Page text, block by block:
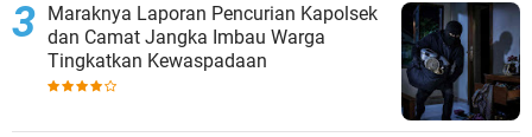
Maraknya Laporan Pencurian Kapolsek
dan Camat Jangka Imbau Warga
Tingkatkan Kewaspadaan